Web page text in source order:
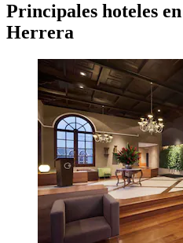
Principales hoteles
Herrera